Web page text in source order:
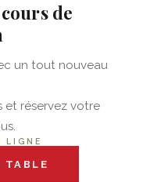
de
un tout nouveau
et réservez votre
LIGNE
TABLE